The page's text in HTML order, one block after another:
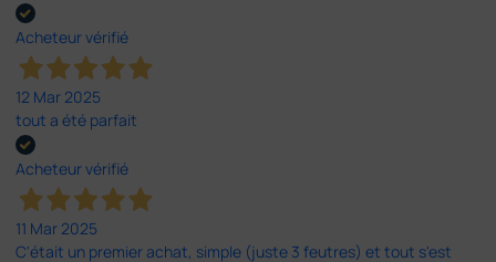
Acheteur vérifié
12 Mar 2025
tout a été parfait
Acheteur vérifié
11 Mar 2025
C'était un premier achat, simple (juste 3 feutres) et tout s'est